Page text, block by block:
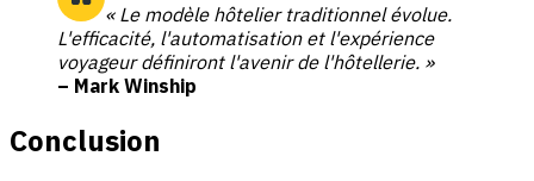
« Le modèle hôtelier traditionnel évolue.
L'efficacité, l'automatisation et l'expérience
voyageur définiront l'avenir de l'hôtellerie. »
– Mark Winship
Conclusion